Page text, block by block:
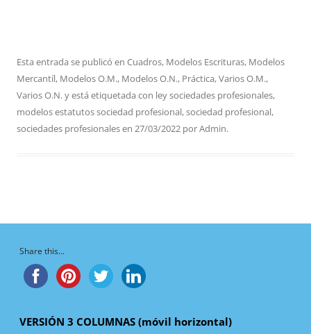
Esta entrada se publicó en Cuadros, Modelos Escrituras, Modelos
Mercantíl, Modelos O.M., Modelos O.N., Práctica,Varios O.M.,
Varios O.N.y está etiquetada con ley sociedades profesionales,
modelos estatutos sociedad profesional,sociedad profesional,
sociedades profesionalesen 27/03/2022 porAdmin.
Share this...
VERSIÓN 3 COLUMNAS (móvil horizontal)